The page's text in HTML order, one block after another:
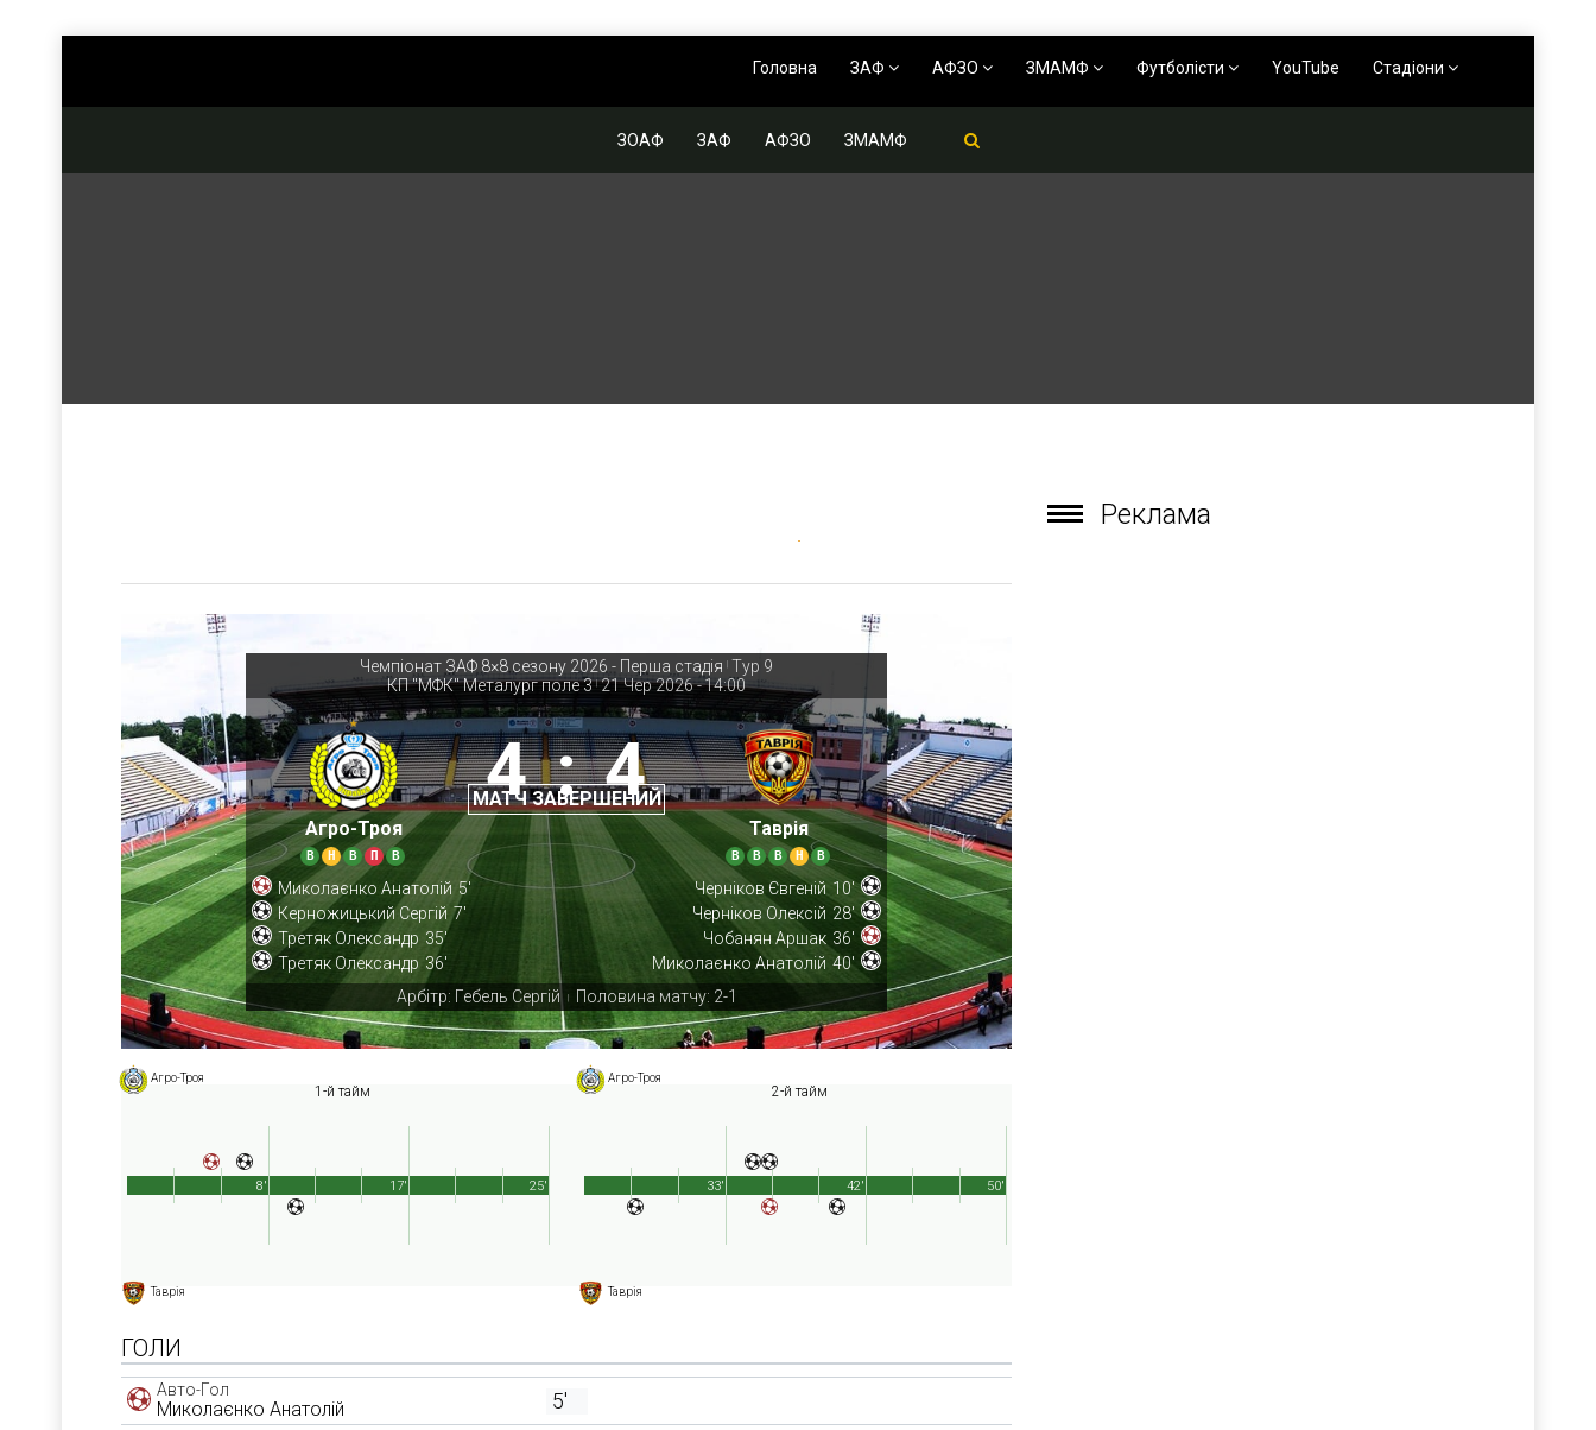
Головна ЗАФ АФЗО ЗМАМФ Футболісти YouTube Стадіони
ЗОАФ ЗАФ АФЗО ЗМАМФ
Чемпіонат ЗАФ 8×8 сезону 2026 - Перша стадія | Тур 9
КП "МФК" Металург поле 3 | 21 Чер 2026-14:00
Агро-Троя
В Н В П В
4 : 4
МАТЧ ЗАВЕРШЕНИЙ
Таврія
В В В Н В
Миколаєнко Анатолій 5'
Керножицький Сергій 7'
Третяк Олександр 35'
Третяк Олександр 36'
Черніков Євгеній 10'
Черніков Олексій 28'
Чобанян Аршак 36'
Миколаєнко Анатолій 40'
Арбітр: Гебель Сергій
| Половина матчу: 2-1
Агро-Троя
1-й тайм
Таврія
25'
8' 17'
Агро-Троя
2-й тайм
Таврія
50'
33' 42'
ГОЛИ
Авто-Гол
Миколаєнко Анатолій 5'
Реклама